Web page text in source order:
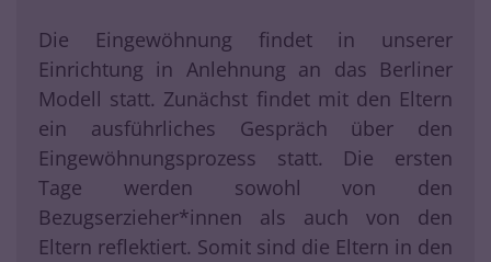
Die Eingewöhnung findet in unserer
Einrichtung in Anlehnung an das Berliner
Modell statt. Zunächst findet mit den Eltern
ein ausführliches Gespräch über den
Eingewöhnungsprozess statt. Die ersten
Tage werden sowohl von den
Bezugserzieher*innen als auch von den
Eltern reflektiert. Somit sind die Eltern in den